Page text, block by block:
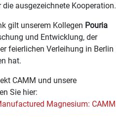
ausgezeichnete Kooperation.
gilt unserem Kollegen Pouria
und Entwicklung, der
feierlichen Verleihung in Berlin
hat.
CAMM und unsere
Sie hier:
Magnesium: CAMM